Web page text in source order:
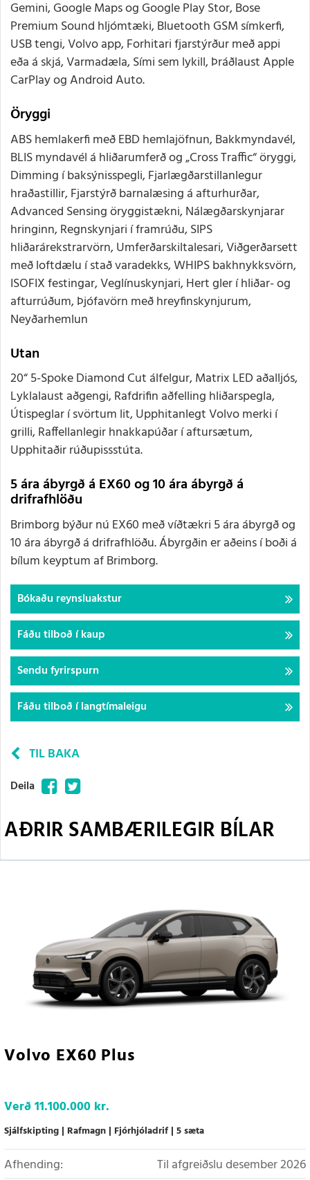
Gemini, Google Maps og Google Play Stor, Bose
Premium Sound hljómtæki, Bluetooth GSM símkerfi,
USB tengi, Volvo app, Forhitari fjarstýrður með appi
eða á skjá, Varmadæla, Sími sem lykill, Þráðlaust Apple
CarPlay og Android Auto.
Öryggi
ABS hemlakerfi með EBD hemlajöfnun, Bakkmyndavél,
BLIS myndavél á hliðarumferð og „Cross Traffic“ öryggi,
Dimming í baksýnisspegli, Fjarlægðarstillanlegur
hraðastillir, Fjarstýrð barnalæsing á afturhurðar,
Advanced Sensing öryggistækni, Nálægðarskynjarar
hringinn, Regnskynjari í framrúðu, SIPS
hliðarárekstrarvörn, Umferðarskiltalesari, Viðgerðarsett
með loftdælu í stað varadekks, WHIPS bakhnykksvörn,
ISOFIX festingar, Veglínuskynjari, Hert gler í hliðar- og
afturrúðum, Þjófavörn með hreyfinskynjurum,
Neyðarhemlun
Utan
20“ 5-Spoke Diamond Cut álfelgur, Matrix LED aðalljós,
Lyklalaust aðgengi, Rafdrifin aðfelling hliðarspegla,
Útispeglar í svörtum lit, Upphitanlegt Volvo merki í
grilli, Raffellanlegir hnakkapúðar í aftursætum,
Upphitaðir rúðupissstúta.
5 ára ábyrgð á EX60 og 10 ára ábyrgð á
drifrafhlöðu
Brimborg býður nú EX60 með víðtækri 5 ára ábyrgð og
10 ára ábyrgð á drifrafhlöðu. Ábyrgðin er aðeins í boði á
bílum keyptum af Brimborg.
Bókaðu reynsluakstur
Fáðu tilboð í kaup
Sendu fyrirspurn
Fáðu tilboð í langtímaleigu
TIL BAKA
Deila FacebookTwitter
AÐRIR SAMBÆRILEGIR BÍLAR
Volvo EX60 Plus
Verð11.100.000 kr.
Sjálfskipting Rafmagn Fjórhjóladrif 5 sæta
Afhending:
Til afgreiðslu desember 2026